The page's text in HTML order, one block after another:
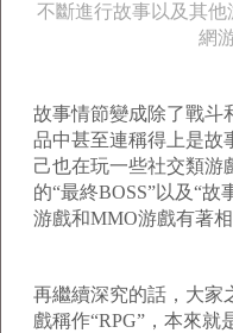
不斷進行故事以及其
網
故事情節變成除了戰斗
品中甚至連稱得上是故
己也在玩一些社交類游
的“最終BOSS”以及“
游戲和MMO游戲有著相
再繼續深究的話，大家
戲稱作“RPG”，本來就